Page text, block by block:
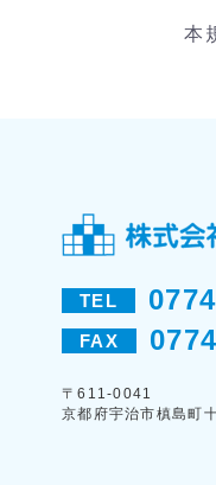
本
TEL
FAX
〒611-0041
京都府宇治市槙島町